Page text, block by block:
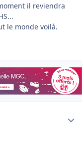
il reviendra
le monde voilà.